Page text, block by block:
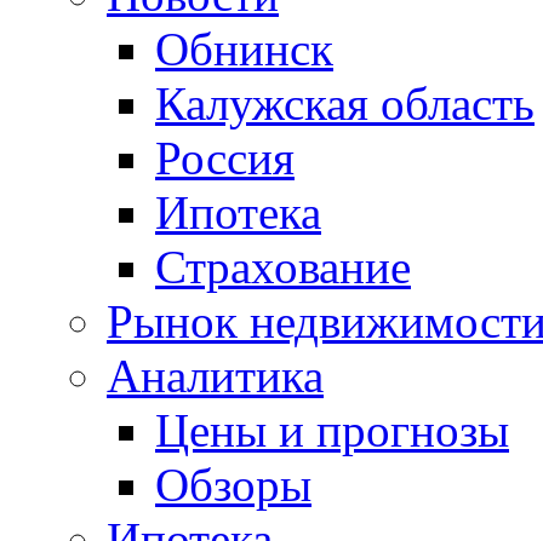
Обнинск
Калужская область
Россия
Ипотека
Страхование
Рынок
Аналитика
Цены и прогнозы
Обзоры